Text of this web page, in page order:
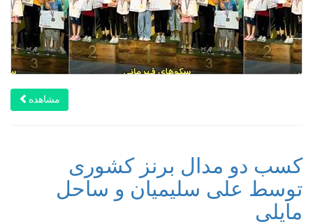
مشاهده
کسب دو مدال برنز کشوری
توسط علی سلیمیان و ساحل
مایلی